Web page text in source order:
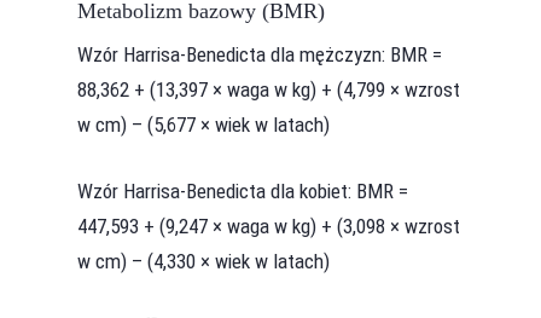
Metabolizm bazowy (BMR)
Wzór Harrisa-Benedicta dla mężczyzn: BMR =
88,362 + (13,397 × waga w kg) + (4,799 × wzrost
w cm) – (5,677 × wiek w latach)
Wzór Harrisa-Benedicta dla kobiet: BMR =
447,593 + (9,247 × waga w kg) + (3,098 × wzrost
w cm) – (4,330 × wiek w latach)